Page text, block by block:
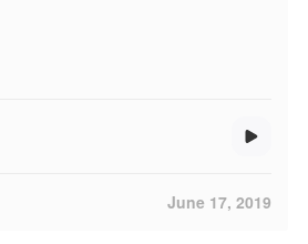
June 17, 2019